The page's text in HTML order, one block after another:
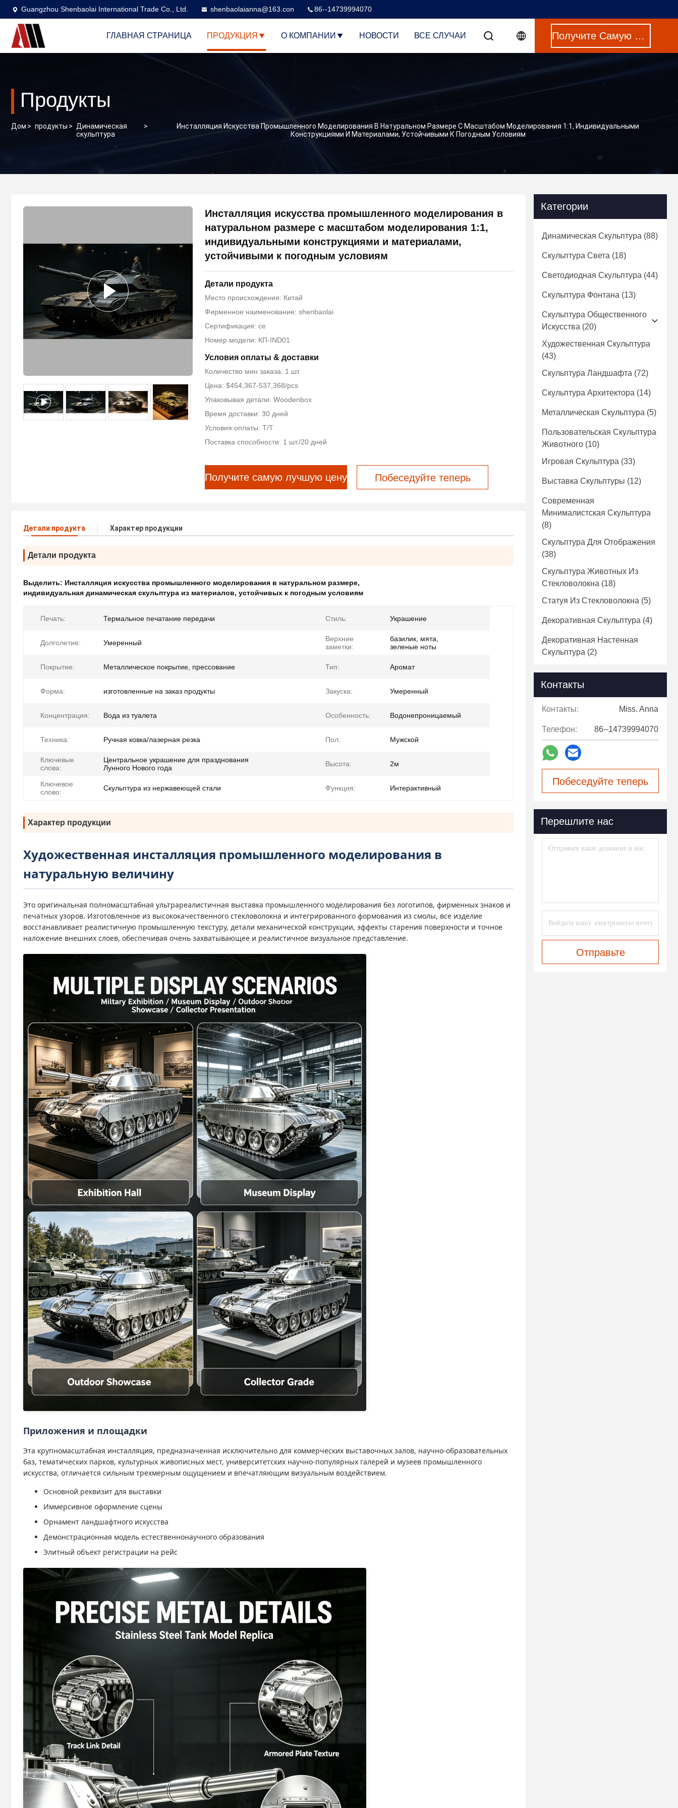
Guangzhou Shenbaolai International Trade Co., Ltd. shenbaolaianna@163.con 86--14739994070
ГЛАВНАЯ СТРАНИЦА ПРОДУКЦИЯ О КОМПАНИИ НОВОСТИ ВСЕ СЛУЧАИ Получите Самую Лучшую Цену
Продукты
Дом > продукты > Динамическая
скульптура
>
Инсталляция Искусства Промышленного Моделирования В Натуральном Размере С Масштабом Моделирования 1:1, Индивидуальными
Конструкциями И Материалами, Устойчивыми К Погодным Условиям
Инсталляция искусства промышленного моделирования в
натуральном размере с масштабом моделирования 1:1,
индивидуальными конструкциями и материалами,
устойчивыми к погодным условиям
Детали продукта
Место происхождения: Китай
Фирменное наименование: shenbaolai
Сертификация: ce
Номер модели: КП-IND01
Условия оплаты & доставки
Количество мин заказа: 1 шт.
Цена: $454,367-537,368/pcs
Упаковывая детали: Woodenbox
Время доставки: 30 дней
Условия оплаты: Т/Т
Поставка способности: 1 шт./20 дней
Получите самую лучшую цену Побеседуйте теперь
Детали продукта Характер продукции
Детали продукта
Выделить: Инсталляция искусства промышленного моделирования в натуральном размере,
индивидуальная динамическая скульптура из материалов, устойчивых к погодным условиям
Печать: Термальное печатание передачи Стиль: Украшение
Долголетие: Умеренный
Верхние
заметки:
базилик, мята,
зеленые ноты
Покрытие: Металлическое покрытие, прессование Тип: Аромат
Форма: изготовленные на заказ продукты Закуска: Умеренный
Концентрация: Вода из туалета Особенность: Водонепроницаемый
Техника: Ручная ковка/лазерная резка Пол: Мужской
Ключевые
слова:
Центральное украшение для празднования
Лунного Нового года
Высота: 2м
Ключевое
слово:
Скульптура из нержавеющей стали Функция: Интерактивный
Характер продукции
Художественная инсталляция промышленного моделирования в
натуральную величину
Это оригинальная полномасштабная ультрареалистичная выставка промышленного моделирования без логотипов, фирменных знаков и
печатных узоров. Изготовленное из высококачественного стекловолокна и интегрированного формования из смолы, все изделие
восстанавливает реалистичную промышленную текстуру, детали механической конструкции, эффекты старения поверхности и точное
наложение внешних слоев, обеспечивая очень захватывающее и реалистичное визуальное представление.
Приложения и площадки
Эта крупномасштабная инсталляция, предназначенная исключительно для коммерческих выставочных залов, научно-образовательных
баз, тематических парков, культурных живописных мест, университетских научно-популярных галерей и музеев промышленного
искусства, отличается сильным трехмерным ощущением и впечатляющим визуальным воздействием.
Основной реквизит для выставки
Иммерсивное оформление сцены
Орнамент ландшафтного искусства
Демонстрационная модель естественнонаучного образования
Элитный объект регистрации на рейс
Категории
Динамическая Скульптура (88)
Скульптура Света (18)
Светодиодная Скульптура (44)
Скульптура Фонтана (13)
Скульптура Общественного
Искусства (20)
Художественная Скульптура
(43)
Скульптура Ландшафта (72)
Скульптура Архитектора (14)
Металлическая Скульптура (5)
Пользовательская Скульптура
Животного (10)
Игровая Скульптура (33)
Выставка Скульптуры (12)
Современная
Минималистская Скульптура
(8)
Скульптура Для Отображения
(38)
Скульптура Животных Из
Стекловолокна (18)
Статуя Из Стекловолокна (5)
Декоративная Скульптура (4)
Декоративная Настенная
Скульптура (2)
Контакты
Контакты: Miss. Anna
Телефон: 86--14739994070
Побеседуйте теперь
Перешлите нас
Отправьте